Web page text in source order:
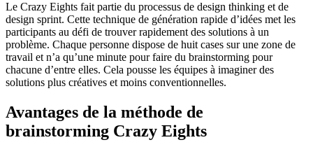
Le Crazy Eights fait partie du processus de design thinking et de
design sprint. Cette technique de génération rapide d’idées met les
participants au défi de trouver rapidement des solutions à un
problème. Chaque personne dispose de huit cases sur une zone de
travail et n’a qu’une minute pour faire du brainstorming pour
chacune d’entre elles. Cela pousse les équipes à imaginer des
solutions plus créatives et moins conventionnelles.
Avantages de la méthode de
brainstorming Crazy Eights